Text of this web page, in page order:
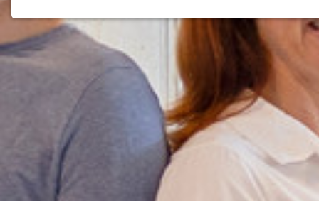
Notwendige Cookies ermöglichen grundlegende
Funktionen und sind für die einwandfreie Funktion
der Website erforderlich.
Google Analytics Opt-Out-Cookie
Name:
Zweck:
Dieser Cookie speichert die gewählte
Einverständnisoption bezüglich Google Analytics
Opt-Out